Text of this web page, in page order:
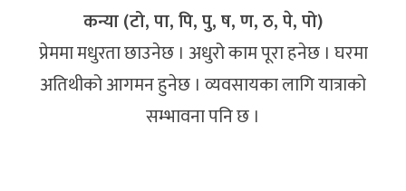
कन्या (टो, पा, पि, पु, ष, ण, ठ, पे, पो)
प्रेममा मधुरता छाउनेछ । अधुरो काम पूरा हनेछ । घरमा
अतिथीको आगमन हुनेछ । व्यवसायका लागि यात्राको
सम्भावना पनि छ ।